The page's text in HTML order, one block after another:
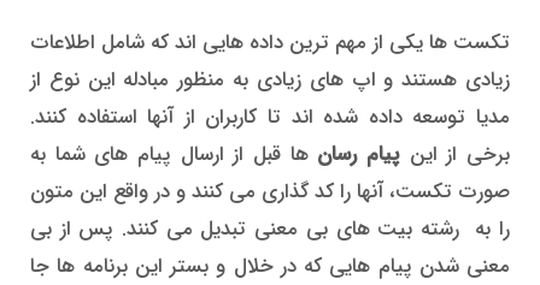
تکست ها یکی از مهم ترین داده هایی اند که شامل اطلاعات
زیادی هستند و اپ های زیادی به منظور مبادله این نوع از
مدیا توسعه داده شده اند تا کاربران از آنها استفاده کنند.
برخی از این پیام رسان ها قبل از ارسال پیام های شما به
صورت تکست، آنها را کد گذاری می کنند و در واقع این متون
را به رشته بیت های بی معنی تبدیل می کنند. پس از بی
معنی شدن پیام هایی که در خلال و بستر این برنامه ها جا